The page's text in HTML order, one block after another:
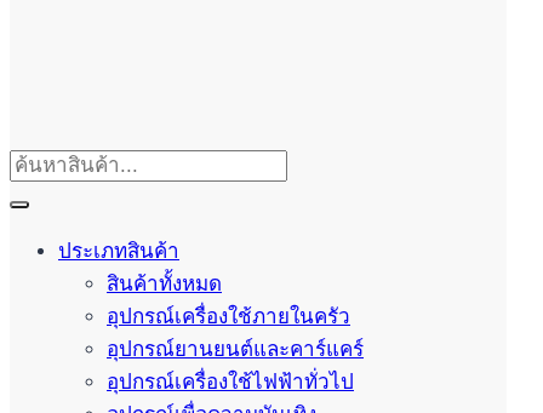
ประเภทสินค้า
สินค้าทั้งหมด
อุปกรณ์เครื่องใช้ภายในครัว
อุปกรณ์ยานยนต์และคาร์แคร์
อุปกรณ์เครื่องใช้ไฟฟ้าทั่วไป